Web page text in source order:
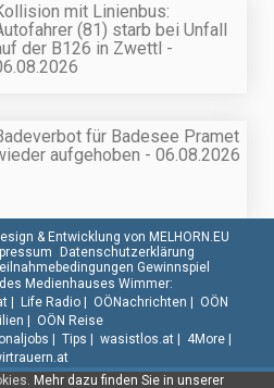
mit Linienbus:
(81) starb bei Unfall
der B126 in Zwettl -
für Badesee Pramet
aufgehoben - 06.08.2026
Mehr dazu finden Sie in unserer
& Entwicklung von MELHORN.EU
Datenschutzerklärung
Gewinnspiel
Medienhauses Wimmer:
| Life Radio| OÖNachrichten | OÖN
| OÖN Reise
| Tips | wasistlos.at| 4More|